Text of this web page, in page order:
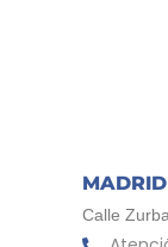
MADRID
Calle